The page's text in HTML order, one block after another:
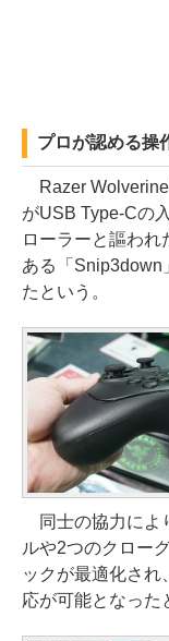
プロが認める操
Razer Wolverine
がUSB Type-Cの
ローラーと謳わ
ある「Snip3down
たという。
同士の協力によ
ルや2つのクロー
ックが最適化され
応が可能となった